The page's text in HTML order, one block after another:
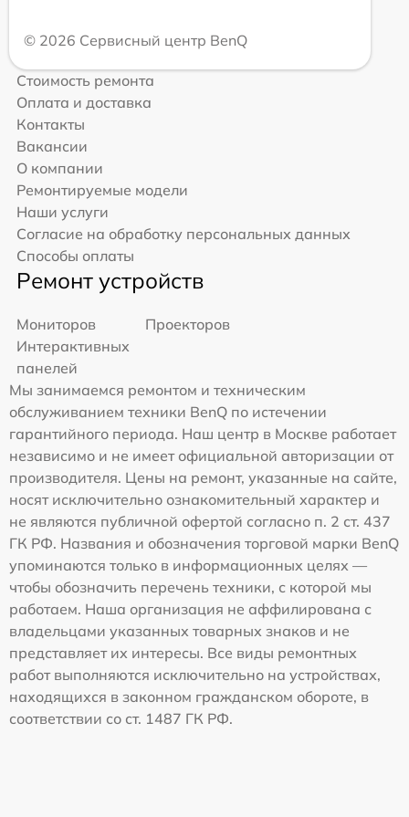
© 2026 Сервисный центр BenQ
Стоимость ремонта
Оплата и доставка
Контакты
Вакансии
О компании
Ремонтируемые модели
Наши услуги
Согласие на обработку персональных данных
Способы оплаты
Ремонт устройств
Мониторов
Проекторов
Интерактивных
панелей
Мы занимаемся ремонтом и техническим
обслуживанием техники BenQ по истечении
гарантийного периода. Наш центр в Москве работает
независимо и не имеет официальной авторизации от
производителя. Цены на ремонт, указанные на сайте,
носят исключительно ознакомительный характер и
не являются публичной офертой согласно п. 2 ст. 437
ГК РФ. Названия и обозначения торговой марки BenQ
упоминаются только в информационных целях —
чтобы обозначить перечень техники, с которой мы
работаем. Наша организация не аффилирована с
владельцами указанных товарных знаков и не
представляет их интересы. Все виды ремонтных
работ выполняются исключительно на устройствах,
находящихся в законном гражданском обороте, в
соответствии со ст. 1487 ГК РФ.